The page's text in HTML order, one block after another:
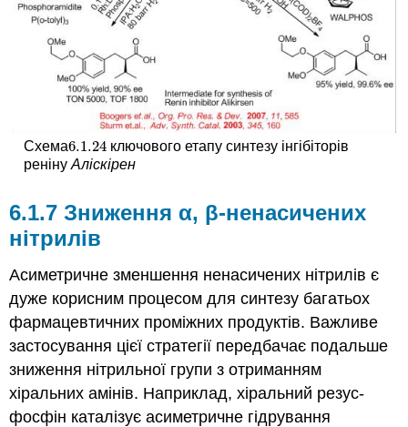
Схема6.1.24
6.1.24 ключового етапу синтезу інгібіторів
реніну Аліскірен
6.1.7 Зниження α, β-ненасичених
нітрилів
Асиметричне зменшення ненасичених нітрилів є
дуже корисним процесом для синтезу багатьох
фармацевтичних проміжних продуктів. Важливе
застосування цієї стратегії передбачає подальше
зниження нітрильної групи з отриманням
хіральних амінів. Наприклад, хіральний резус-
фосфін каталізує асиметричне гідрування